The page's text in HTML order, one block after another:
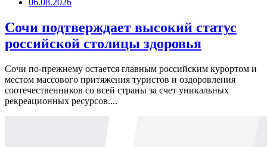
Сочи подтверждает высокий статус
российской столицы здоровья
Сочи по-прежнему остается главным российским курортом и
местом массового притяжения туристов и оздоровления
соотечественников со всей страны за счет уникальных
рекреационных ресурсов....